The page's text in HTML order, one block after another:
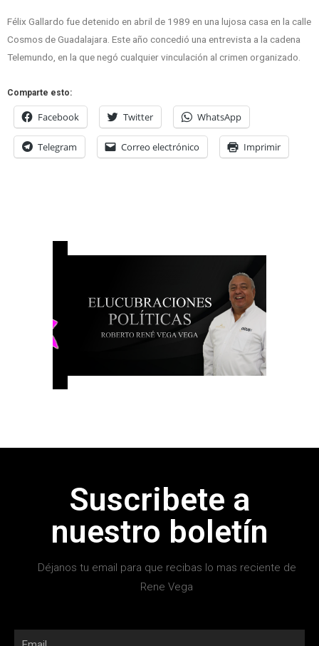
Félix Gallardo fue detenido en abril de 1989 en una lujosa casa en la calle
Cosmos de Guadalajara. Este año concedió una entrevista a la cadena
Telemundo, en la que negó cualquier vinculación al crimen organizado.
Comparte esto:
Facebook Twitter WhatsApp
Telegram Correo electrónico Imprimir
Suscribete a
nuestro boletín
Déjanos tu email para que recibas lo mas reciente de
Rene Vega